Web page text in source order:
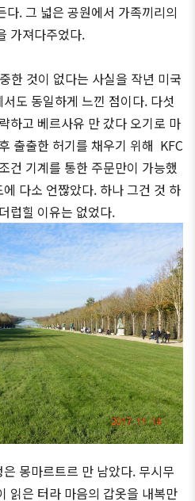
. 그 넓은 공원에서 가족끼리의
가져다주었다.
한 것이 없다는 사실을 작년 미국
도 동일하게 느낀 점이다. 다섯
하고 베르사유 만 갔다 오기로 마
출출한 허기를 채우기 위해 KFC
건 기계를 통한 주문만이 가능했
다소 언짢았다. 하나 그건 것 하
럽힐 이유는 없었다.
몽마르트르 만 남았다. 무시무
읽은 터라 마음의 갑옷을 내복만